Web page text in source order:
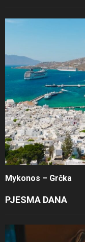
Mykonos – Grčka
PJESMA DANA